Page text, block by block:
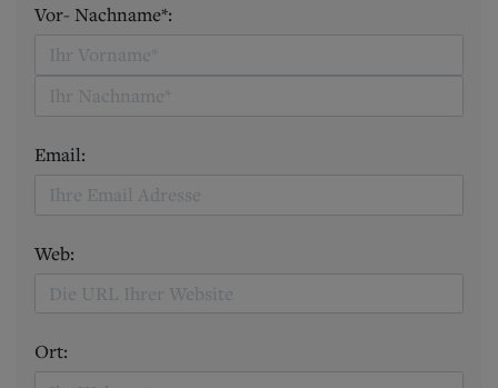
Vor- Nachname*:
Email:
Web:
Ort: